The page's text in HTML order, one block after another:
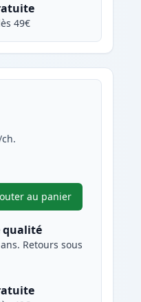
49€
ajuster
au panier
,Canon 045H / 045
qualité
Retours sous